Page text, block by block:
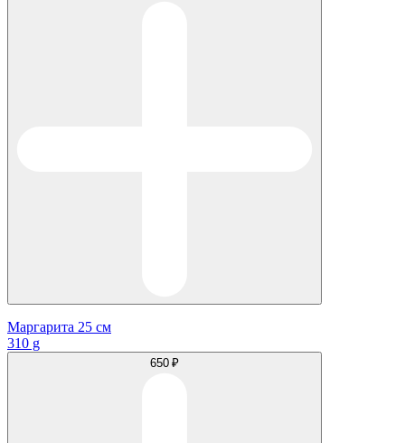
Маргарита 25 см
310 g
650 ₽